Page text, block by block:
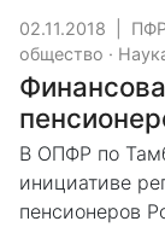
02.11.2018
общество ·
В ОПФР по
инициативе
пенсионеров